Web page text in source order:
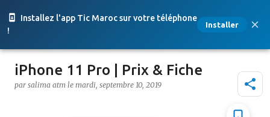
Installez l'app Tic Maroc sur votre téléphone
!
Installer
Accéder au contenu principal
iPhone 11 Pro | Prix & Fiche
par salima atm le mardi, septembre 10, 2019